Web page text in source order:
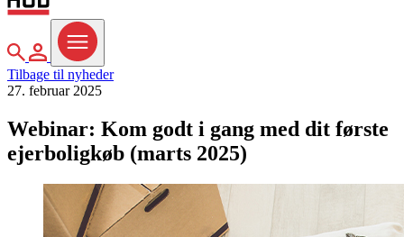
MitHOD
Menu
Tilbage til nyheder
27. februar 2025
Webinar: Kom godt i gang med dit første
ejerboligkøb (marts 2025)